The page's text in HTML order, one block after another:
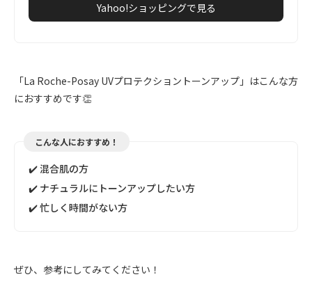
Yahoo!ショッピングで見る
「La Roche-Posay UVプロテクショントーンアップ」はこんな方
におすすめです👏
こんな人におすすめ！
✔️ 混合肌の方
✔️ ナチュラルにトーンアップしたい方
✔️ 忙しく時間がない方
ぜひ、参考にしてみてください！